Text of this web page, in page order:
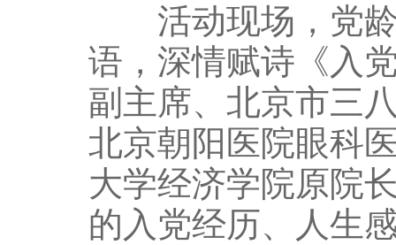
活动现场，党龄
语，深情赋诗《入
副主席、北京市三
北京朝阳医院眼科
大学经济学院原院
的入党经历、人生